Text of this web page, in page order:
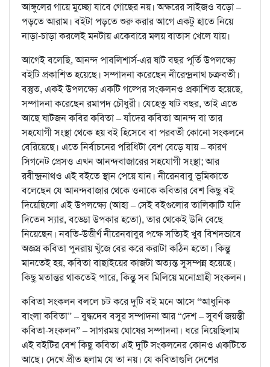
আঙ্গুলের গায়ে মুচ্ছো যাবে গোছের নয়। অক্ষরের সাইজও বড়ো –
পড়তে আরাম। বইটা পড়তে শুরু করার আগে একটু হাতে নিয়ে
নাড়া-চাড়া করলেই মনটায় একেবারে মলয় বাতাস খেলে যায়।
আগেই বলেছি, আনন্দ পাবলিশার্স-এর ষাট বছর পূর্তি উপলক্ষ্যে
বইটি প্রকাশিত হয়েছে। সম্পাদনা করেছেন নীরেন্দ্রনাথ চক্রবর্তী।
বস্তুত, একই উপলক্ষ্যে একটি গল্পের সংকলনও প্রকাশিত হয়েছে,
সম্পাদনা করেছেন রমাপদ চৌধুরী। যেহেতু ষাট বছর, তাই এতে
আছে ষাটজন কবির কবিতা – যাঁদের কবিতা আনন্দ বা তার
সহযোগী সংস্থা থেকে হয় বই হিসেবে বা পরবর্তী কোনো সংকলনে
বেরিয়েছে। এতে নির্বাচনের পরিধিটা বেশ বেড়ে যায় – কারণ
সিগনেট প্রেসও এখন আনন্দবাজারের সহযোগী সংস্থা; আর
রবীন্দ্রনাথও এই বইতে স্থান পেয়ে যান। নীরেনবাবু ভূমিকাতে
বলেছেন যে আনন্দবাজার থেকে ওনাকে কবিতার বেশ কিছু বই
দিয়েছিলো এই উপলক্ষ্যে (আহা – সেই বইগুলোর তালিকাটি যদি
দিতেন স্যার, বড্ডো উপকার হতো), তার থেকেই উনি বেছে
নিয়েছেন। নবতি-উত্তীর্ণ নীরেনবাবুর পক্ষে সত্যিই খুব বিশদভাবে
অজস্র কবিতা পুনরায় খুঁজে বের করে করাটা কঠিন হতো। কিন্তু
মানতেই হয়, কবিতা বাছাইয়ের কাজটা অত্যন্ত সুসম্পন্ন হয়েছে।
কিছু মতান্তর থাকতেই পারে, কিন্তু সব মিলিয়ে মনোগ্রাহী সংকলন।
কবিতা সংকলন বললে চট করে দুটি বই মনে আসে “আধুনিক
বাংলা কবিতা” – বুদ্ধদেব বসুর সম্পাদনা আর “দেশ – সুবর্ণ জয়ন্তী
কবিতা-সংকলন” – সাগরময় ঘোষের সম্পাদনা। ধরে নিয়েছিলাম
এই বইটির বেশ কিছু কবিতা এই দুটি সংকলনের কোনও একটিতে
আছে। দেখে প্রীত হলাম যে তা নয়। যে কবিতাগুলি দেশের